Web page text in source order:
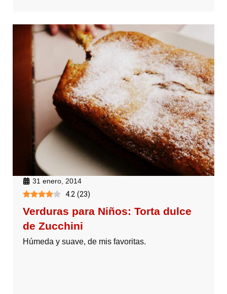
31 enero, 2014
4.2 (23)
Verduras para Niños: Torta dulce
de Zucchini
Húmeda y suave, de mis favoritas.